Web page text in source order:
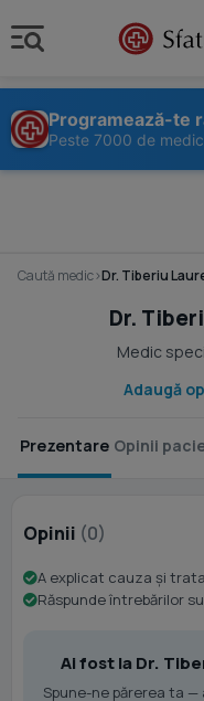
Programează-te
Peste 7000 de
Caută medic›Dr. Tiberiu
Dr.
Medic
Adaugă
Prezentare Opinii
Opinii (0)
A explicat cauza și
Răspunde întrebărilor
Ai fost la Dr.
Spune-ne părerea ta —